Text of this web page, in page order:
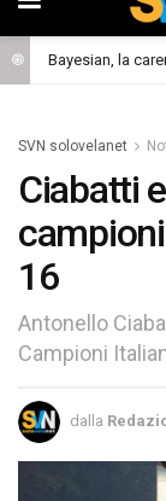
SVN solovelanet
Ciabatti
16
Antonello
Campioni
dalla